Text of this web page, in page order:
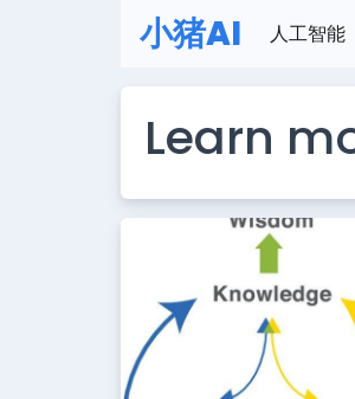
小猪AI 人工智能
Learn